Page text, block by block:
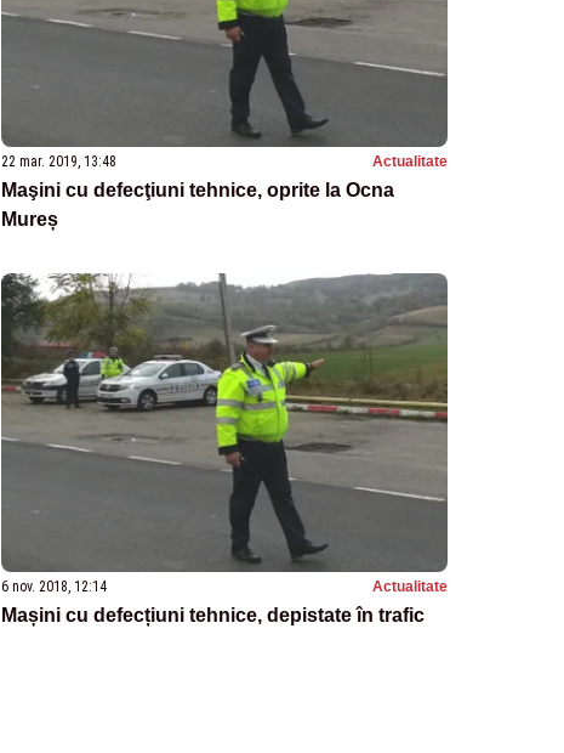
22 mar. 2019, 13:48 Actualitate
Maşini cu defecţiuni tehnice, oprite la Ocna
Mureș
6 nov. 2018, 12:14 Actualitate
Mașini cu defecțiuni tehnice, depistate în trafic